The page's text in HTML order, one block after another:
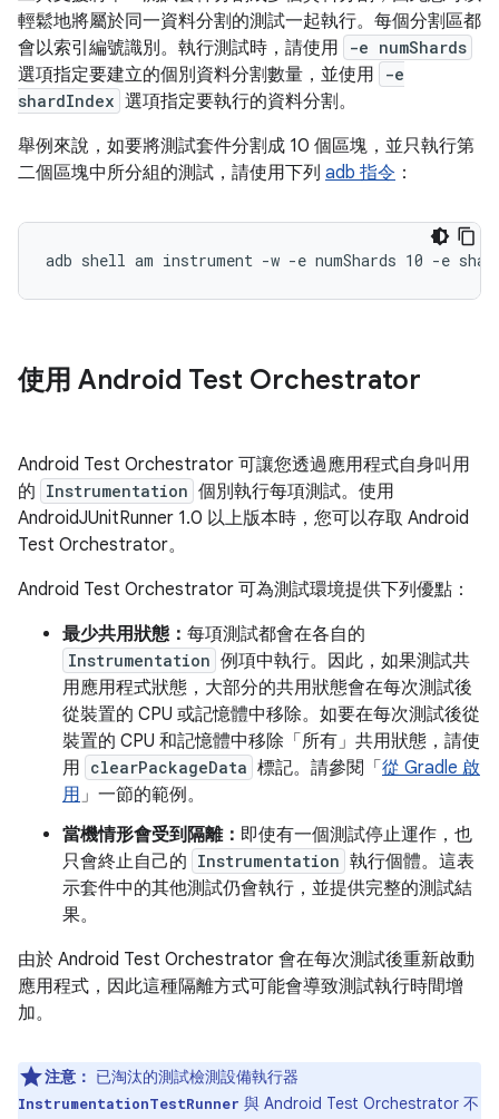
輕鬆地將屬於同一資料分割的測試一起執行。每個分割區都
會以索引編號識別。執行測試時，請使用
-e numShards
選項指定要建立的個別資料分割數量，並使用
-e
shardIndex 選項指定要執行的資料分割。
舉例來說，如要將測試套件分割成 10 個區塊，並只執行第
二個區塊中所分組的測試，請使用下列 adb 指令 ：
使用 Android Test Orchestrator
Android Test Orchestrator 可讓您透過應用程式自身叫用
的 Instrumentation 個別執行每項測試。使用
AndroidJUnitRunner 1.0 以上版本時，您可以存取 Android
Test Orchestrator。
Android Test Orchestrator 可為測試環境提供下列優點：
最少共用狀態： 每項測試都會在各自的
Instrumentation 例項中執行。因此，如果測試共
用應用程式狀態，大部分的共用狀態會在每次測試後
從裝置的 CPU 或記憶體中移除。如要在每次測試後從
裝置的 CPU 和記憶體中移除「所有」 共用狀態，請使
用 clearPackageData 標記。請參閱「 從 Gradle 啟
用」一節的範例。
當機情形會受到隔離： 即使有一個測試停止運作，也
只會終止自己的 Instrumentation 執行個體。這表
示套件中的其他測試仍會執行，並提供完整的測試結
果。
由於 Android Test Orchestrator 會在每次測試後重新啟動
應用程式，因此這種隔離方式可能會導致測試執行時間增
加。
注意： 已淘汰的測試檢測設備執行器
InstrumentationTestRunner 與 Android Test Orchestrator 不